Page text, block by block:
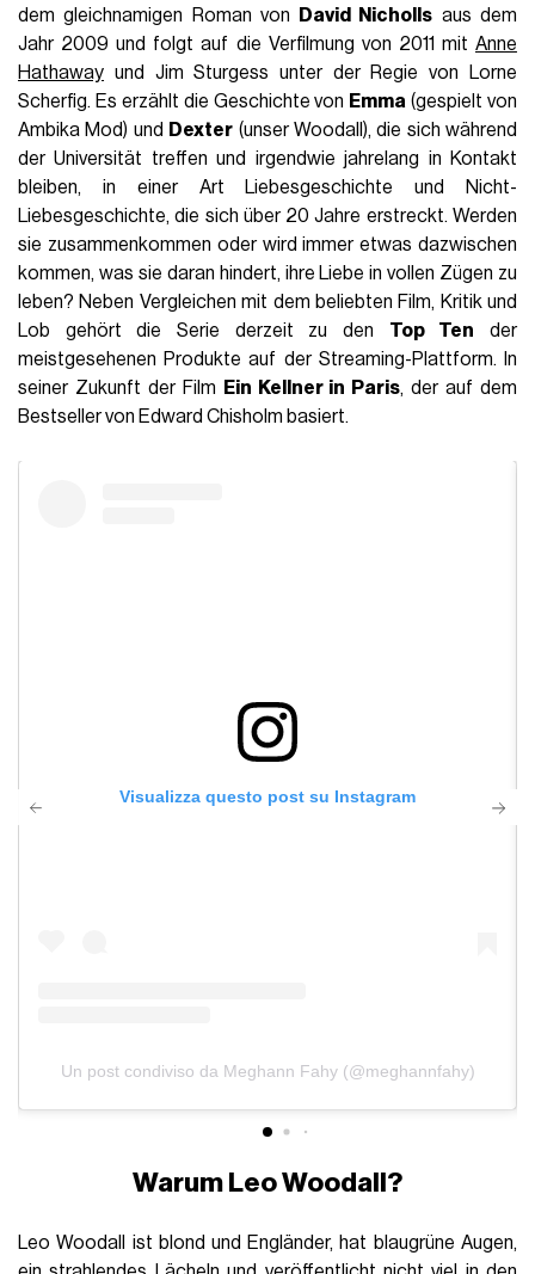
dem gleichnamigen Roman von
David Nicholls aus dem
Jahr 2009 und folgt auf die Verfilmung von 2011 mit Anne
Hathaway und Jim Sturgess unter der Regie von Lorne
Scherfig. Es erzählt die Geschichte von Emma (gespielt von
Ambika Mod) und Dexter (unser Woodall), die sich während
der Universität treffen und irgendwie jahrelang in Kontakt
bleiben, in einer Art Liebesgeschichte und Nicht-
Liebesgeschichte, die sich über 20 Jahre erstreckt. Werden
sie zusammenkommen oder wird immer etwas dazwischen
kommen, was sie daran hindert, ihre Liebe in vollen Zügen zu
leben? Neben Vergleichen mit dem beliebten Film, Kritik und
Lob gehört die Serie derzeit zu den Top Ten der
meistgesehenen Produkte auf der Streaming-Plattform. In
seiner Zukunft der Film
Ein Kellner in Paris, der auf dem
Bestseller von Edward Chisholm basiert.
Visualizza questo post su Instagram
Un post condiviso da Meghann Fahy (@meghannfahy)
Warum Leo Woodall?
Leo Woodall ist blond und Engländer, hat blaugrüne Augen,